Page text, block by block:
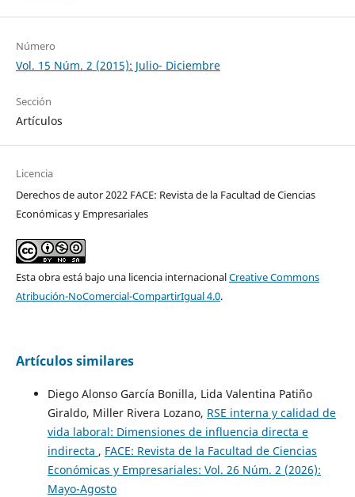
Número
Vol. 15 Núm. 2 (2015): Julio- Diciembre
Sección
Artículos
Licencia
Derechos de autor 2022 FACE: Revista de la Facultad de Ciencias
Económicas y Empresariales
Esta obra está bajo una licencia internacionalCreative Commons
Atribución-NoComercial-CompartirIgual 4.0.
Artículos similares
Diego Alonso García Bonilla, Lida Valentina Patiño
Giraldo, Miller Rivera Lozano, RSE interna y calidad de
vida laboral: Dimensiones de influencia directa e
indirecta , FACE: Revista de la Facultad de Ciencias
Económicas y Empresariales: Vol. 26 Núm. 2 (2026):
Mayo-Agosto